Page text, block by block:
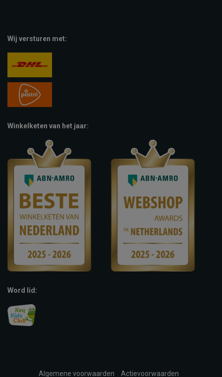
Wij versturen met:
Winkelketen van het jaar:
Word lid:
Algemene voorwaarden Actievoorwaarden